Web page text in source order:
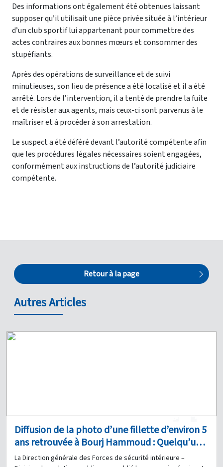
Des informations ont également été obtenues laissant
supposer qu’il utilisait une pièce privée située à l’intérieur
d’un club sportif lui appartenant pour commettre des
actes contraires aux bonnes mœurs et consommer des
stupéfiants.
Après des opérations de surveillance et de suivi
minutieuses, son lieu de présence a été localisé et il a été
arrêté. Lors de l’intervention, il a tenté de prendre la fuite
et de résister aux agents, mais ceux-ci sont parvenus à le
maîtriser et à procéder à son arrestation.
Le suspect a été déféré devant l’autorité compétente afin
que les procédures légales nécessaires soient engagées,
conformément aux instructions de l’autorité judiciaire
compétente.
Autres Articles
Retour à la page
Diffusion de la photo d’une fillette d’environ 5
ans retrouvée à Bourj Hammoud : Quelqu’un
a-t-il des informations à son sujet ?
La Direction générale des Forces de sécurité intérieure –